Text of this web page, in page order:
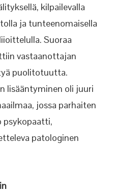
kilpailevalla
ja tunteenomaisella
Suoraa
vastaanottajan
puolitotuutta.
lisääntyminen oli juuri
jossa parhaiten
psykopaatti,
patologinen